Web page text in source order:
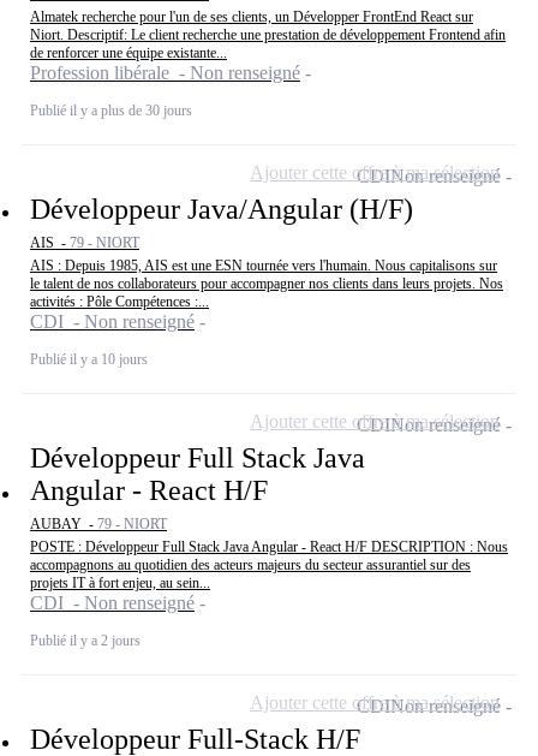
Almatek recherche pour l'un de ses clients, un Développer FrontEnd React sur
Niort. Descriptif: Le client recherche une prestation de développement Frontend afin
de renforcer une équipe existante...
Profession libérale - Non renseigné
Publié il y a plus de 30 jours
Développeur Java/Angular (H/F)
AIS - 79 - NIORT
AIS : Depuis 1985, AIS est une ESN tournée vers l'humain. Nous capitalisons sur
le talent de nos collaborateurs pour accompagner nos clients dans leurs projets. Nos
activités : Pôle Compétences :...
CDI - Non renseigné
Publié il y a 10 jours
CDINon renseigné
Ajouter cette offre à ma sélection
Développeur Full Stack Java
Angular - React H/F
AUBAY - 79 - NIORT
POSTE : Développeur Full Stack Java Angular - React H/F DESCRIPTION : Nous
accompagnons au quotidien des acteurs majeurs du secteur assurantiel sur des
projets IT à fort enjeu, au sein...
CDI - Non renseigné
Publié il y a 2 jours
CDINon renseigné
Ajouter cette offre à ma sélection
Développeur Full-Stack H/F
CDINon renseigné
Ajouter cette offre à ma sélection